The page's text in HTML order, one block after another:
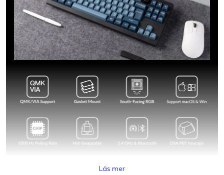
Allround anpassningsbart tangentbord
Läs mer